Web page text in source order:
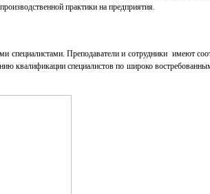
практики на предприятия.
специалистами. Преподаватели и сотрудники
квалификации специалистов по широко